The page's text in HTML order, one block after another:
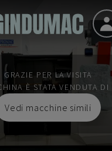
GRAZIE PER LA VISITA
È STATA VENDUTA DI
Vedi macchine simili